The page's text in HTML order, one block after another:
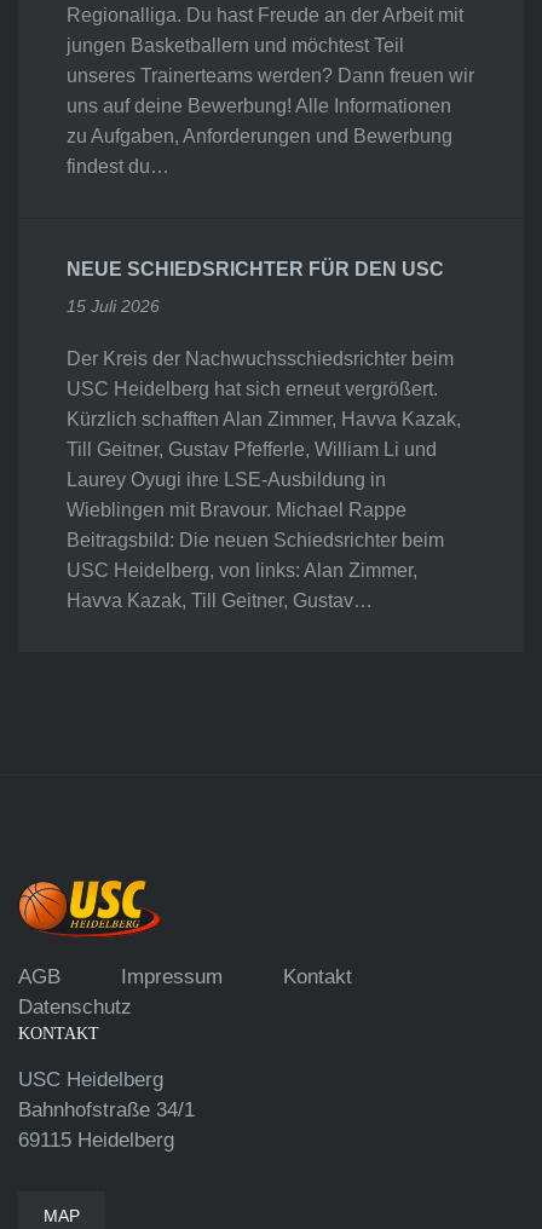
Regionalliga. Du hast Freude an der Arbeit mit
jungen Basketballern und möchtest Teil
unseres Trainerteams werden? Dann freuen wir
uns auf deine Bewerbung! Alle Informationen
zu Aufgaben, Anforderungen und Bewerbung
findest du…
NEUE SCHIEDSRICHTER FÜR DEN USC
15 Juli 2026
Der Kreis der Nachwuchsschiedsrichter beim
USC Heidelberg hat sich erneut vergrößert.
Kürzlich schafften Alan Zimmer, Havva Kazak,
Till Geitner, Gustav Pfefferle, William Li und
Laurey Oyugi ihre LSE-Ausbildung in
Wieblingen mit Bravour. Michael Rappe
Beitragsbild: Die neuen Schiedsrichter beim
USC Heidelberg, von links: Alan Zimmer,
Havva Kazak, Till Geitner, Gustav…
AGB Impressum
Kontakt
Datenschutz
KONTAKT
USC Heidelberg
Bahnhofstraße 34/1
69115 Heidelberg
MAP